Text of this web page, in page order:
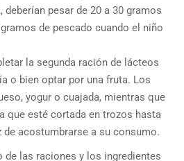
pesar de 20 a 30 gramos
de pescado cuando el niño
la segunda ración de lácteos
o bien optar por una fruta. Los
yogur o cuajada, mientras que
que esté cortada en trozos hasta
de acostumbrarse a su consumo.
de las raciones y los ingredientes